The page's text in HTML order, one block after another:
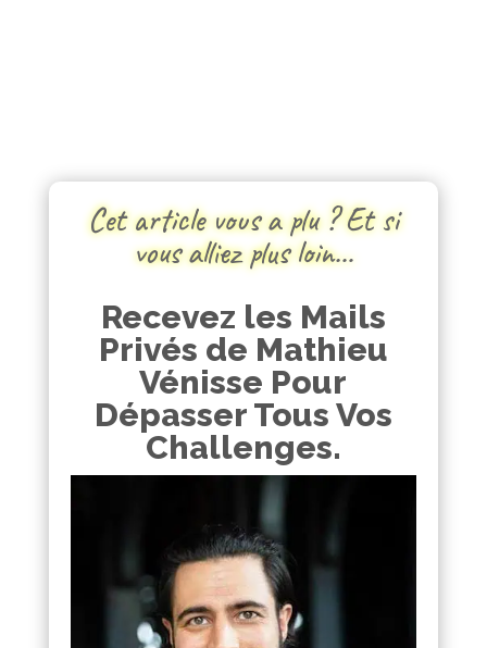
Cet article vous a plu ? Et si
vous alliez plus loin…
Recevez les Mails
Privés de Mathieu
Vénisse Pour
Dépasser Tous Vos
Challenges.